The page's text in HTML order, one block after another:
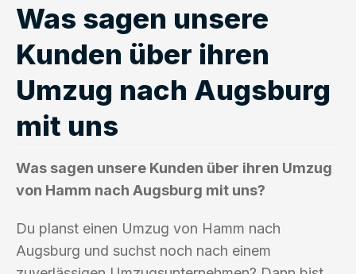
Was sagen unsere
Kunden über ihren
Umzug nach Augsburg
mit uns
Was sagen unsere Kunden über ihren Umzug
von Hamm nach Augsburg mit uns?
Du planst einen Umzug von Hamm nach
Augsburg und suchst noch nach einem